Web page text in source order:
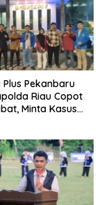
Pekanbaru
Riau Copot
Minta Kasus